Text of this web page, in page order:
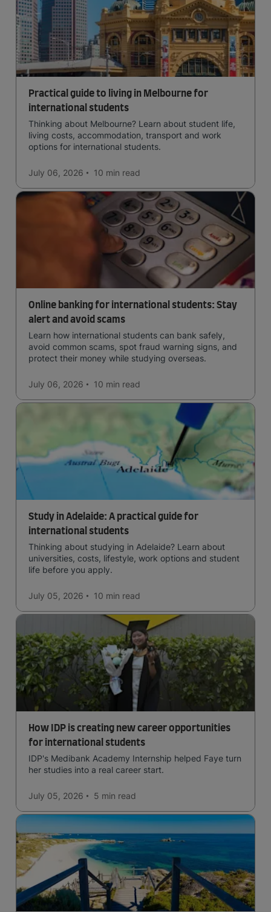
Practical guide to living in Melbourne for
international students
Thinking about Melbourne? Learn about student life,
living costs, accommodation, transport and work
options for international students.
July 06, 2026 10 min read
Online banking for international students: Stay
alert and avoid scams
Learn how international students can bank safely,
avoid common scams, spot fraud warning signs, and
protect their money while studying overseas.
July 06, 2026 10 min read
Study in Adelaide: A practical guide for
international students
Thinking about studying in Adelaide? Learn about
universities, costs, lifestyle, work options and student
life before you apply.
July 05, 2026 10 min read
How IDP is creating new career opportunities
for international students
IDP's Medibank Academy Internship helped Faye turn
her studies into a real career start.
July 05, 2026 5 min read